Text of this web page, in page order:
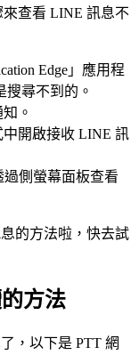
查看 LINE 訊息不
Edge」應用程
搜尋不到的。
。
中開啟接收 LINE 訊
側螢幕面板查看
的方法啦，快去試
方法
，以下是 PTT 網